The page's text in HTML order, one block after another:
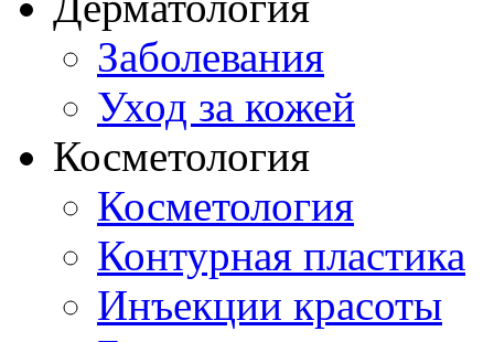
Заболевания
Уход за кожей
Косметология
Косметология
Контурная пластика
Инъекции красоты